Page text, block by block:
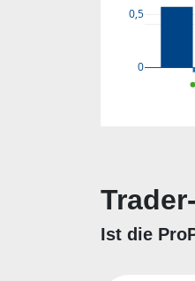
0
0,5
Ist die